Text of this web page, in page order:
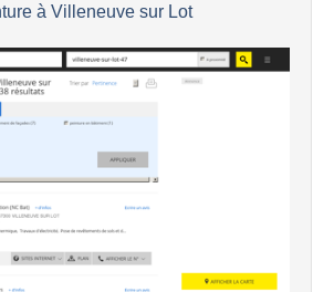
à Villeneuve sur Lot